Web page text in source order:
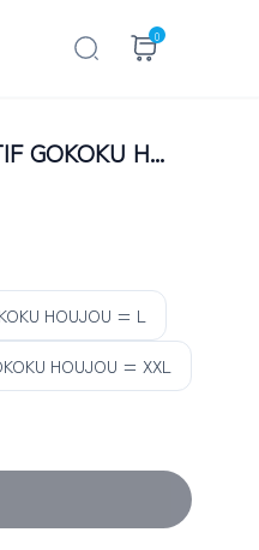
0
GOKOKU H...
HOUJOU = L
HOUJOU = XXL